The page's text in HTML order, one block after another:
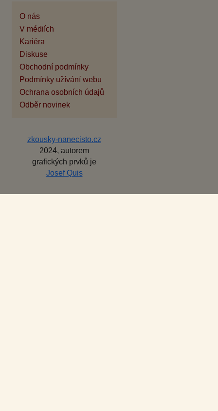
O nás
V médiích
Kariéra
Diskuse
Obchodní podmínky
Podmínky užívání webu
Ochrana osobních údajů
Odběr novinek
zkousky-nanecisto.cz
2024, autorem
grafických prvků je
Josef Quis